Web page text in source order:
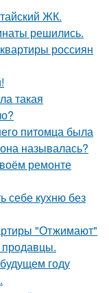
ЖК.
решились.
россиян
такая
питомца была
называлась?
ремонте
себе кухню без
"Отжимают"
году